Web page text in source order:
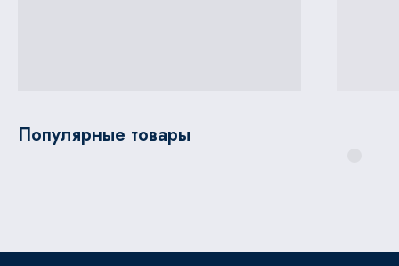
Популярные товары